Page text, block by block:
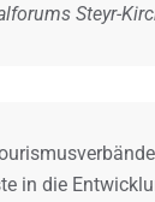
Steyr-
in die